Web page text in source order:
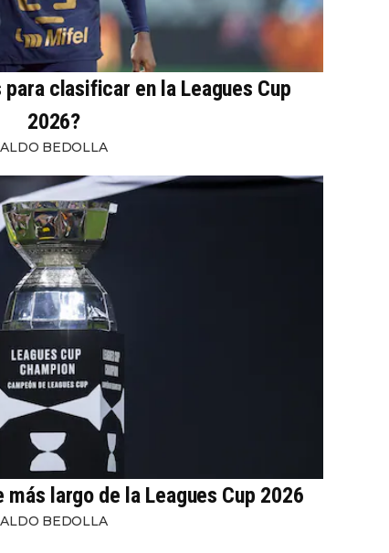
para clasificar en la Leagues Cup
2026?
ALDO BEDOLLA
largo de la Leagues Cup 2026
ALDO BEDOLLA